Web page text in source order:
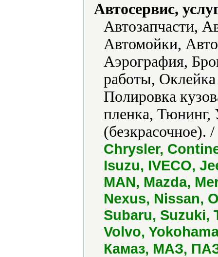
Автосервис,
Автозапчасти,
Автомойки,
Аэрография,
работы, Оклейка
Полировка
пленка, Тюнинг,
(безкрасочное). /
Chrysler,
Isuzu, IVECO,
MAN, Mazda,
Nexus, Nissan,
Subaru, Suzuki,
Volvo,
Камаз, МАЗ,